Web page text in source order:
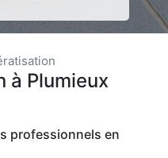
à Plumieux
professionnels en